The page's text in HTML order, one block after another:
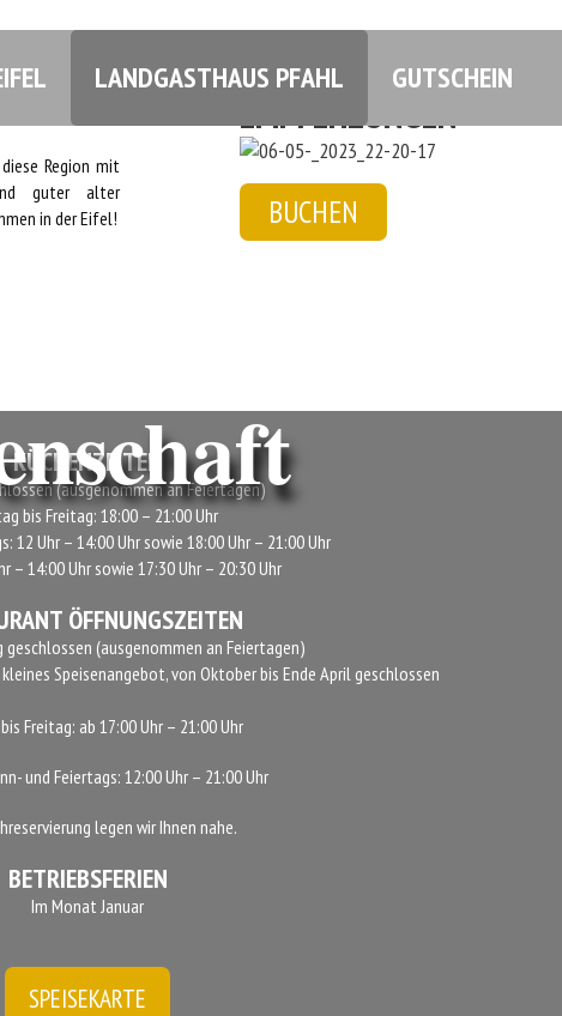
LANDGASTHAUS PFAHL GUTSCHEIN
Region mit
guter alter
in der Eifel!
WAS ANDERE SAGEN
EMPFEHLUNGEN
BUCHEN
KÜCHENZEITEN
(ausgenommen an Feiertagen)
bis Freitag: 18:00 – 21:00 Uhr
12 Uhr – 14:00 Uhr sowie 18:00 Uhr – 21:00 Uhr
– 14:00 Uhr sowie 17:30 Uhr – 20:30 Uhr
ÖFFNUNGSZEITEN
(ausgenommen an Feiertagen)
Speisenangebot, von Oktober bis Ende April geschlossen
Freitag: ab 17:00 Uhr – 21:00 Uhr
und Feiertags: 12:00 Uhr – 21:00 Uhr
legen wir Ihnen nahe.
BETRIEBSFERIEN
Im Monat Januar
SPEISEKARTE